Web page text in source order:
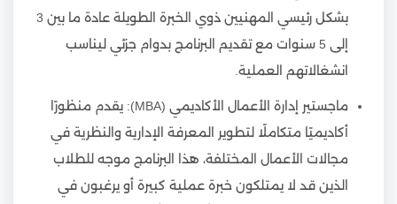
بشكل رئيسي المهنيين ذوي الخبرة الطويلة عادة ما بين 3
إلى 5 سنوات مع تقديم البرنامج بدوام جزئي ليناسب
انشغالاتهم العملية.
ماجستير إدارة الأعمال الأكاديمي (MBA): يقدم منظورًا
أكاديميًا متكاملًا لتطوير المعرفة الإدارية والنظرية في
مجالات الأعمال المختلفة، هذا البرنامج موجه للطلاب
الذين قد لا يمتلكون خبرة عملية كبيرة أو يرغبون في